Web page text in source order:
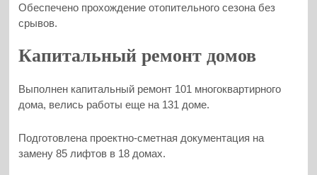
Обеспечено прохождение отопительного сезона без
срывов.
Капитальный ремонт домов
Выполнен капитальный ремонт 101 многоквартирного
дома, велись работы еще на 131 доме.
Подготовлена проектно-сметная документация на
замену 85 лифтов в 18 домах.